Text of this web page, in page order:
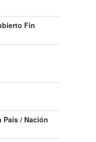
Fin
País / Nación